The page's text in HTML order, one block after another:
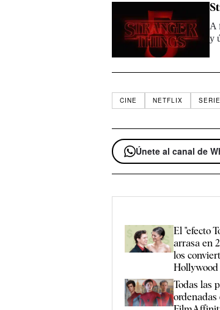
A
y
CINE NETFLIX
Únete al canal de
El "efecto
arrasa en
los
Hollywood
Todas las